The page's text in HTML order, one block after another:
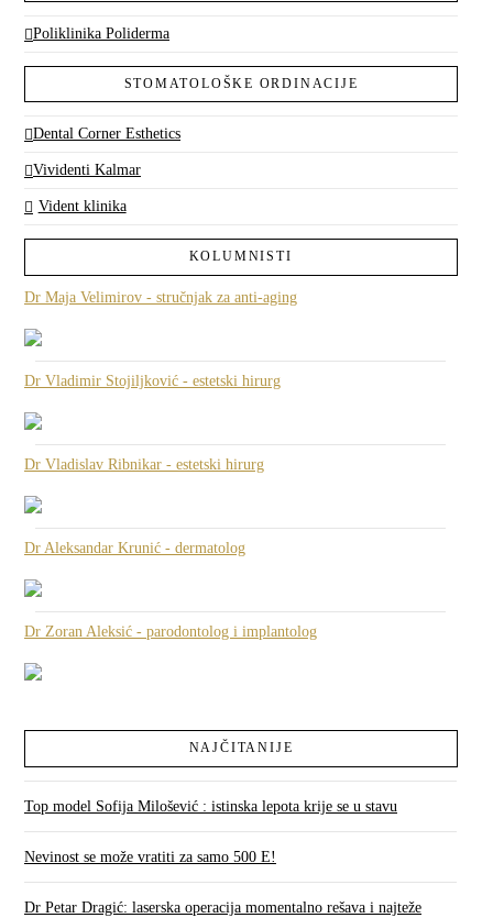
Poliklinika Poliderma
STOMATOLOŠKE ORDINACIJE
Dental Corner Esthetics
Vividenti Kalmar
Vident klinika
KOLUMNISTI
Dr Maja Velimirov - stručnjak za anti-aging
Dr Vladimir Stojiljković - estetski hirurg
Dr Vladislav Ribnikar - estetski hirurg
Dr Aleksandar Krunić - dermatolog
Dr Zoran Aleksić - parodontolog i implantolog
NAJČITANIJE
Top model Sofija Milošević : istinska lepota krije se u stavu
Nevinost se može vratiti za samo 500 E!
Dr Petar Dragić: laserska operacija momentalno rešava i najteže